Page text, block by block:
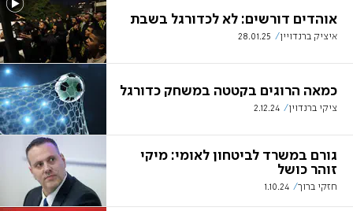
אוהדים דורשים: לא לכדורגל בשבת
איציק ברנדויין 28.01.25
כמאה הרוגים בקטטה במשחק כדורגל
ציקי ברנדוין 2.12.24
גורם במשרד לביטחון לאומי: מיקי
זוהר כושל
חזקי ברוך 1.10.24